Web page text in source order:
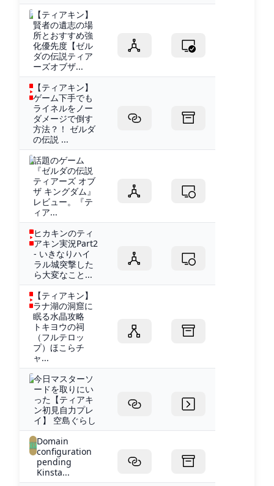
【ティアキン】
賢者の遺志の場
所とおすすめ強
化優先度【ゼル
ダの伝説ティア
ーズオブザ...
【ティアキン】
ゲーム下手でも
ライネルをノー
ダメージで倒す
方法？！ ゼルダ
の伝説 ...
話題のゲーム
『ゼルダの伝説
ティアーズ オブ
ザ キングダム』
レビュー。『テ
ィア...
ヒカキンのティ
アキン実況Part2
- いきなりハイ
ラル城突撃した
ら大変なこと...
【ティアキン】
ラナ湖の洞窟に
眠る水晶攻略
トキヨウの祠
（フルテロッ
プ）ほこらチ
ャ...
今日マスターソ
ードを取りにい
った【ティアキ
ン初見自力プレ
イ】 空島ぐらし
Domain
configuration
pending
Kinsta...